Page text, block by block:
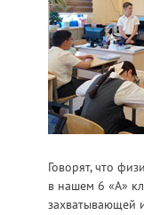
Говорят, что
в нашем 6 «А»
захватывающей